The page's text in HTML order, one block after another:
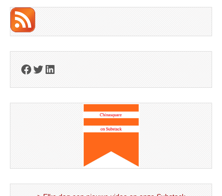
Facebook
Twitter
LinkedIn